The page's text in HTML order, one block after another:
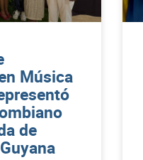
Música
de